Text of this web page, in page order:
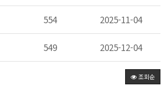
554 2025-11-04
549 2025-12-04
조회순